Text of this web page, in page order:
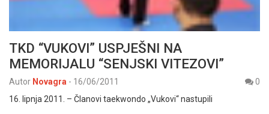
TKD “VUKOVI” USPJEŠNI NA
MEMORIJALU “SENJSKI VITEZOVI”
Autor Novagra - 16/06/2011
0
16. lipnja 2011. – Članovi taekwondo „Vukovi“ nastupili